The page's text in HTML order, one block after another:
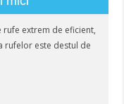
rufe extrem de eficient,
rufelor este destul de